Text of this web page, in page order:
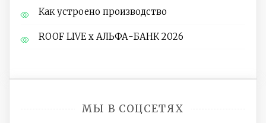
Как устроено производство
ROOF LIVE x АЛЬФА-БАНК 2026
МЫ В СОЦСЕТЯХ